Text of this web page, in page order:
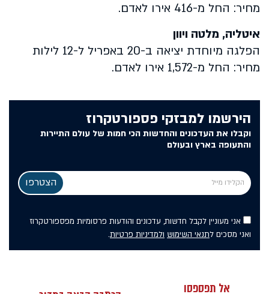
מחיר: החל מ-416 אירו לאדם.
איטליה, מלטה ויוון
הפלגה מיוחדת יציאה ב-20 באפריל ל-12 לילות
מחיר: החל מ-1,572 אירו לאדם.
הירשמו למבזקי פספורטקרוז
וקבלו את העדכונים והחדשות הכי חמות של עולם התיירות
והתעופה בארץ ובעולם
אני מעוניין לקבל חדשות, עדכונים והודעות פרסומיות מפספורטקרוז
ואני מסכים לתנאי השימוש ולמדיניות פרטיות.
אל תפספסו